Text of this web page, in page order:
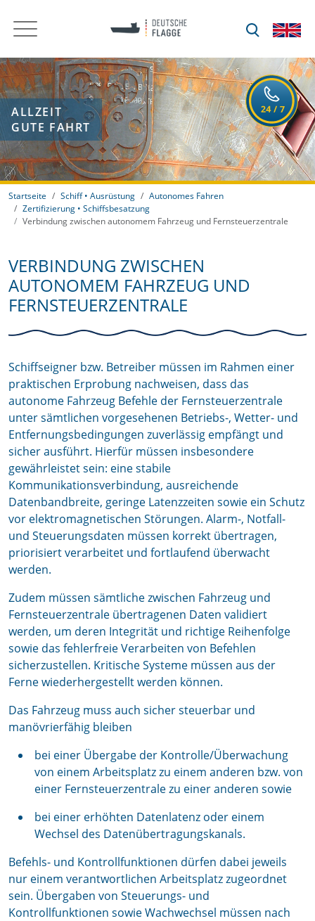
ALLZEIT
GUTE FAHRT
Startseite Schiff • Ausrüstung
Autonomes Fahren
Zertifizierung • Schiffsbesatzung
Verbindung zwischen autonomem Fahrzeug und Fernsteuerzentrale
VERBINDUNG ZWISCHEN
AUTONOMEM FAHRZEUG UND
FERNSTEUERZENTRALE
Schiffseigner bzw. Betreiber müssen im Rahmen einer
praktischen Erprobung nachweisen, dass das
autonome Fahrzeug Befehle der Fernsteuerzentrale
unter sämtlichen vorgesehenen Betriebs-, Wetter- und
Entfernungsbedingungen zuverlässig empfängt und
sicher ausführt. Hierfür müssen insbesondere
gewährleistet sein: eine stabile
Kommunikationsverbindung, ausreichende
Datenbandbreite, geringe Latenzzeiten sowie ein Schutz
vor elektromagnetischen Störungen. Alarm-, Notfall-
und Steuerungsdaten müssen korrekt übertragen,
priorisiert verarbeitet und fortlaufend überwacht
werden.
Zudem müssen sämtliche zwischen Fahrzeug und
Fernsteuerzentrale übertragenen Daten validiert
werden, um deren Integrität und richtige Reihenfolge
sowie das fehlerfreie Verarbeiten von Befehlen
sicherzustellen. Kritische Systeme müssen aus der
Ferne wiederhergestellt werden können.
Das Fahrzeug muss auch sicher steuerbar und
manövrierfähig bleiben
bei einer Übergabe der Kontrolle/Überwachung
von einem Arbeitsplatz zu einem anderen bzw. von
einer Fernsteuerzentrale zu einer anderen sowie
bei einer erhöhten Datenlatenz oder einem
Wechsel des Datenübertragungskanals.
Befehls- und Kontrollfunktionen dürfen dabei jeweils
nur einem verantwortlichen Arbeitsplatz zugeordnet
sein. Übergaben von Steuerungs- und
Kontrollfunktionen sowie Wachwechsel müssen nach